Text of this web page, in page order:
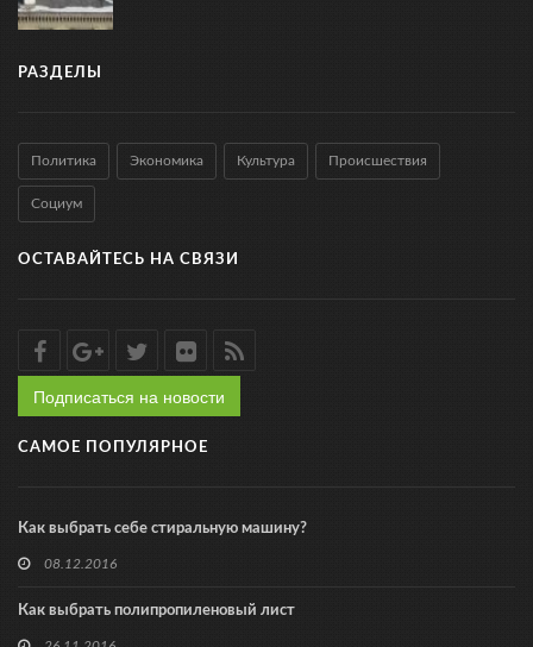
РАЗДЕЛЫ
Политика Экономика Культура Происшествия
Социум
ОСТАВАЙТЕСЬ НА СВЯЗИ
Подписаться на новости
САМОЕ ПОПУЛЯРНОЕ
Как выбрать себе стиральную машину?
08.12.2016
Как выбрать полипропиленовый лист